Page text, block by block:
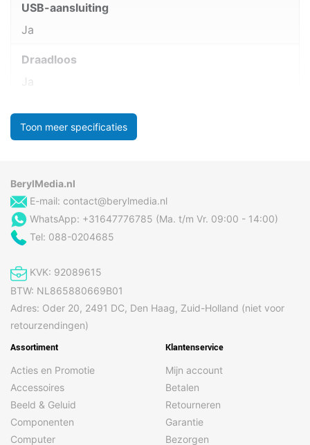
USB-aansluiting
Ja
Draadloos
Ja
Toon meer specificaties
BerylMedia.nl
E-mail: contact@berylmedia.nl
WhatsApp: +31647776785 (Ma. t/m Vr. 09:00 - 14:00)
Tel: 088-0204685
KVK: 92089615
BTW: NL865880669B01
Adres: Oder 20, 2491 DC, Den Haag, Zuid-Holland (niet voor
retourzendingen)
Assortiment
Acties en Promotie
Accessoires
Beeld & Geluid
Componenten
Computer
Klantenservice
Mijn account
Betalen
Retourneren
Garantie
Bezorgen